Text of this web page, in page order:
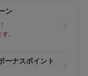
ン
。
ーナスポイント